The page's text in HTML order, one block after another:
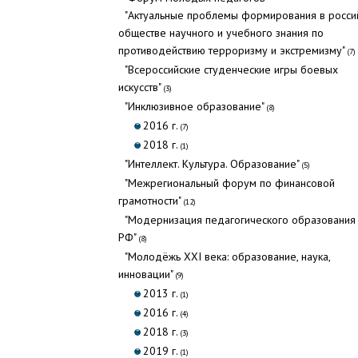
"Актуальные проблемы формирования в
обществе научного и учебного знания по
противодействию терроризму и экстремизму" (7)
"Всероссийские студенческие игры боевых
искусств" (3)
"Инклюзивное образование" (8)
2016 г. (7)
2018 г. (1)
"Интеллект. Культура. Образование" (5)
"Межрегиональный форум по финансовой
грамотности" (12)
"Модернизация педагогического образования
РФ" (8)
"Молодёжь XXI века: образование, наука,
инновации" (9)
2013 г. (1)
2016 г. (4)
2018 г. (3)
2019 г. (1)